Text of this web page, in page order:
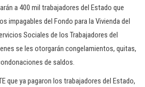
a 400 mil trabajadores del Estado que
impagables del Fondo para la Vivienda del
Sociales de los Trabajadores del
se les otorgarán congelamientos, quitas,
de saldos.
que ya pagaron los trabajadores del Estado,